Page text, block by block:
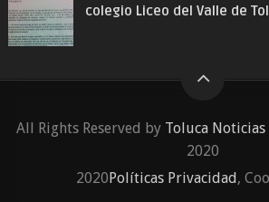
colegio Liceo del Valle de
All Rights Reserved by Toluca
2020
2020Políticas Privacidad,